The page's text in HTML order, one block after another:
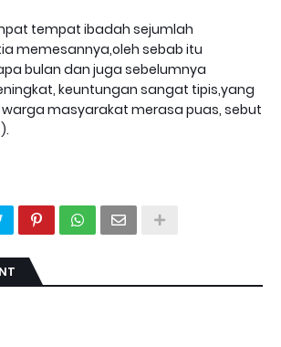
tempat ibadah sejumlah
memesannya,oleh sebab itu
bulan dan juga sebelumnya
keuntungan sangat tipis,yang
masyarakat merasa puas, sebut